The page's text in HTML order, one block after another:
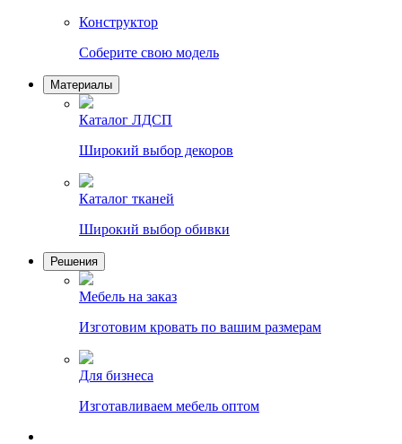
Конструктор
Соберите свою модель
Материалы
Каталог ЛДСП
Широкий выбор декоров
Каталог тканей
Широкий выбор обивки
Решения
Мебель на заказ
Изготовим кровать по вашим размерам
Для бизнеса
Изготавливаем мебель оптом